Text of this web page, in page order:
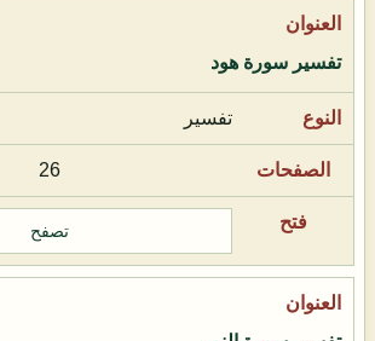
تفسير سورة هود
تفسير
26
تصفح